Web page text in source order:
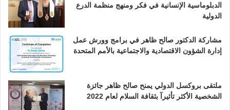
الدبلوماسية الإنسانية في فكر ومنهج منظمة الدرع
الدولية
مشاركة الدكتور صالح ظاهر في برامج وورش عمل
إدارة الشؤون الاقتصادية والاجتماعية بالأمم المتحدة
ملتقى بروكسل الدولي يمنح صالح ظاهر جائزة
الشخصية الأكثر تأثيرآ بثقافة السلام لعام 2022